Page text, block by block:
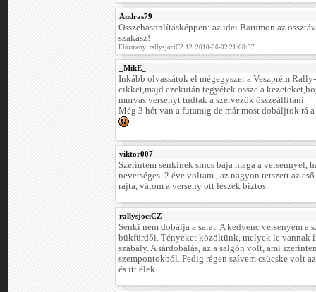
Andras79
Összehasonlításképpen: az idei Barumon az
szakasz!
Előzmény: rallysjociCZ 12. 2010-06-02 21:08:37
_MikE_
Inkább olvassátok el mégegyszer a Veszprém
cikket,majd ezekután tegyétek össze a
murvás versenyt tudtak a szervezők összeállítani.
Még 3 hét van a futamig de már most dobáljtok rá
viktor007
Szerintem senkinek sincs baja maga a versennyel,
nevetséges. 2 éve voltam , az nagyon tetszett az
rajta, várom a verseny ott leszek biztos.
rallysjociCZ
Senki nem dobálja a sarat. A kedvenc versenyem a
bükfürdői. Tényeket közöltünk, melyek le vannak
szabály. A sárdobálás, az a salgón volt, ami
szempontokból. Pedig régen szívem csücske volt
és itt élek.